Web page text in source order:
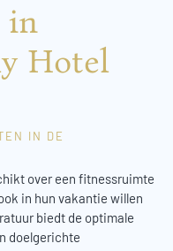
in
Hotel
IN DE
over een fitnessruimte
in hun vakantie willen
biedt de optimale
doelgerichte